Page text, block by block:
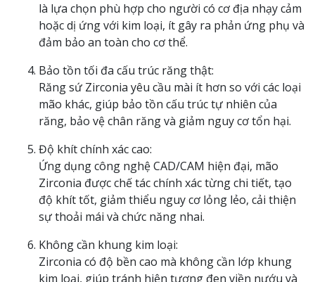
là lựa chọn phù hợp cho người có cơ địa nhạy cảm
hoặc dị ứng với kim loại, ít gây ra phản ứng phụ và
đảm bảo an toàn cho cơ thể.
Bảo tồn tối đa cấu trúc răng thật:
Răng sứ Zirconia yêu cầu mài ít hơn so với các loại
mão khác, giúp bảo tồn cấu trúc tự nhiên của
răng, bảo vệ chân răng và giảm nguy cơ tổn hại.
Độ khít chính xác cao:
Ứng dụng công nghệ CAD/CAM hiện đại, mão
Zirconia được chế tác chính xác từng chi tiết, tạo
độ khít tốt, giảm thiểu nguy cơ lỏng lẻo, cải thiện
sự thoải mái và chức năng nhai.
Không cần khung kim loại:
Zirconia có độ bền cao mà không cần lớp khung
kim loại, giúp tránh hiện tượng đen viền nướu và